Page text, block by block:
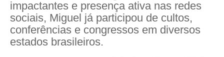
impactantes e presença ativa nas redes
sociais, Miguel já participou de cultos,
conferências e congressos em diversos
estados brasileiros.